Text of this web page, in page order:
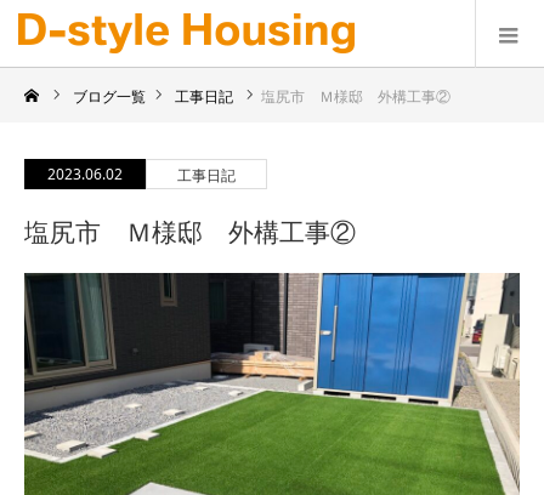
ブログ一覧 工事日記 塩尻市 Ｍ様邸 外構工事②
2023.06.02 工事日記
塩尻市 Ｍ様邸 外構工事②